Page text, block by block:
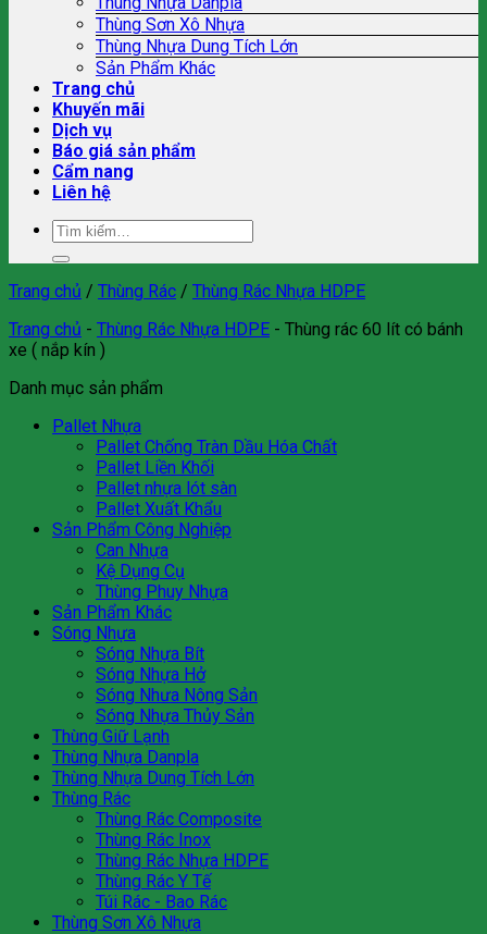
Thùng Sơn Xô Nhựa
Thùng Nhựa Dung Tích Lớn
Sản Phẩm Khác
Trang chủ
Khuyến mãi
Dịch vụ
Báo giá sản phẩm
Cẩm nang
Liên hệ
Tìm
kiếm:
Trang chủ / Thùng Rác / Thùng Rác Nhựa HDPE
Trang chủ - Thùng Rác Nhựa HDPE - Thùng rác 60 lít có bánh
xe ( nắp kín )
Danh mục sản phẩm
Pallet Nhựa
Pallet Chống Tràn Dầu Hóa Chất
Pallet Liền Khối
Pallet nhựa lót sàn
Pallet Xuất Khẩu
Sản Phẩm Công Nghiệp
Can Nhựa
Kệ Dụng Cụ
Thùng Phuy Nhựa
Sản Phẩm Khác
Sóng Nhựa
Sóng Nhựa Bít
Sóng Nhựa Hở
Sóng Nhưa Nông Sản
Sóng Nhựa Thủy Sản
Thùng Giữ Lạnh
Thùng Nhựa Danpla
Thùng Nhựa Dung Tích Lớn
Thùng Rác
Thùng Rác Composite
Thùng Rác Inox
Thùng Rác Nhựa HDPE
Thùng Rác Y Tế
Túi Rác - Bao Rác
Thùng Sơn Xô Nhựa